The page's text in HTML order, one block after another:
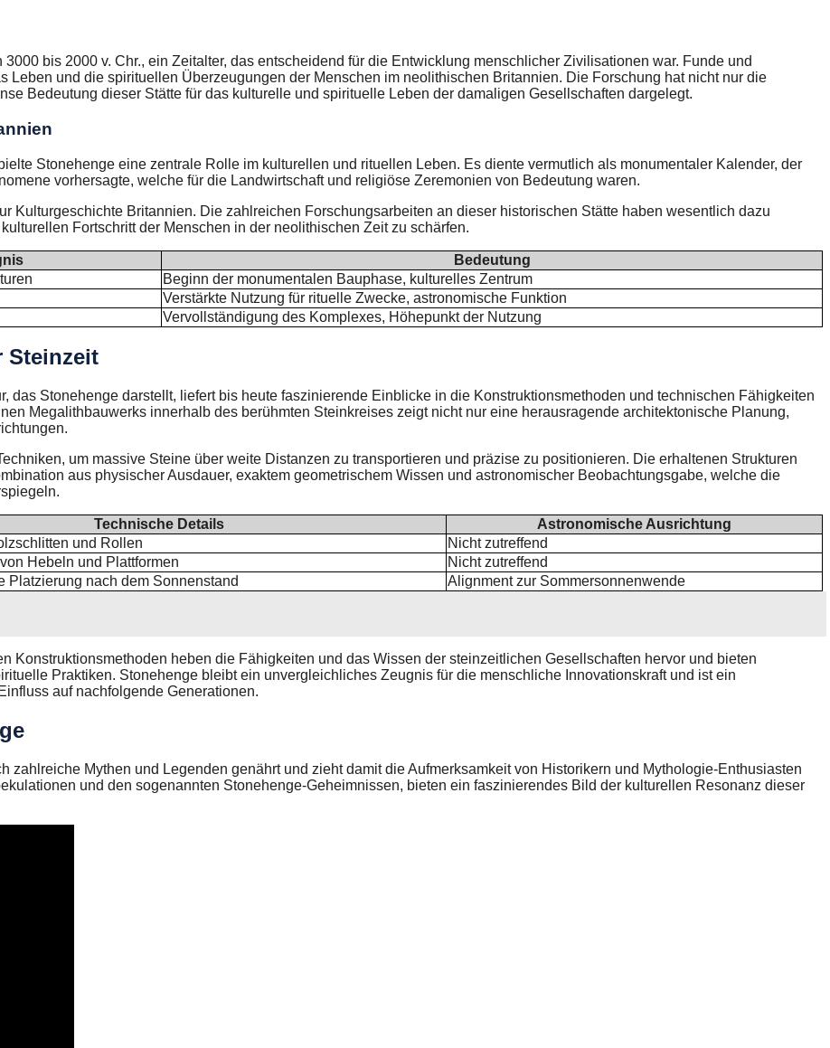
bis 2000 v. Chr., ein Zeitalter, das entscheidend für die Entwicklung menschlicher Zivilisationen war. Funde und
Leben und die spirituellen Überzeugungen der Menschen im neolithischen Britannien. Die Forschung hat nicht nur die
Bedeutung dieser Stätte für das kulturelle und spirituelle Leben der damaligen Gesellschaften dargelegt.
Stonehenge eine zentrale Rolle im kulturellen und rituellen Leben. Es diente vermutlich als monumentaler Kalender, der
vorhersagte, welche für die Landwirtschaft und religiöse Zeremonien von Bedeutung waren.
Kulturgeschichte Britannien. Die zahlreichen Forschungsarbeiten an dieser historischen Stätte haben wesentlich dazu
Fortschritt der Menschen in der neolithischen Zeit zu schärfen.
Bedeutung
Beginn der monumentalen Bauphase, kulturelles Zentrum
Verstärkte Nutzung für rituelle Zwecke, astronomische Funktion
Vervollständigung des Komplexes, Höhepunkt der Nutzung
Steinzeit
das Stonehenge darstellt, liefert bis heute faszinierende Einblicke in die Konstruktionsmethoden und technischen Fähigkeiten
Megalithbauwerks innerhalb des berühmten Steinkreises zeigt nicht nur eine herausragende architektonische Planung,
um massive Steine über weite Distanzen zu transportieren und präzise zu positionieren. Die erhaltenen Strukturen
aus physischer Ausdauer, exaktem geometrischem Wissen und astronomischer Beobachtungsgabe, welche die
Technische Details
Astronomische Ausrichtung
und Rollen
Nicht zutreffend
Hebeln und Plattformen
Nicht zutreffend
Platzierung nach dem Sonnenstand Alignment zur Sommersonnenwende
Konstruktionsmethoden heben die Fähigkeiten und das Wissen der steinzeitlichen Gesellschaften hervor und bieten
Praktiken. Stonehenge bleibt ein unvergleichliches Zeugnis für die menschliche Innovationskraft und ist ein
auf nachfolgende Generationen.
zahlreiche Mythen und Legenden genährt und zieht damit die Aufmerksamkeit von Historikern und Mythologie-Enthusiasten
und den sogenannten Stonehenge-Geheimnissen, bieten ein faszinierendes Bild der kulturellen Resonanz dieser